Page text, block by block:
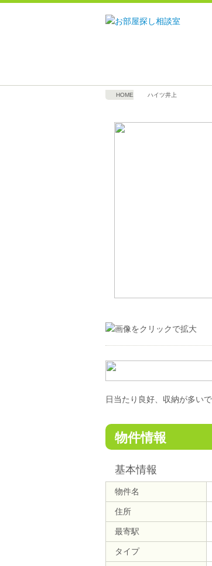
HOME ハイツ井上
日当たり良好、収納が多い
物件情報
基本情報
物件名
住所
最寄駅
タイプ